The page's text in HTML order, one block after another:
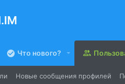
Что нового?
Новые сообщения профилей